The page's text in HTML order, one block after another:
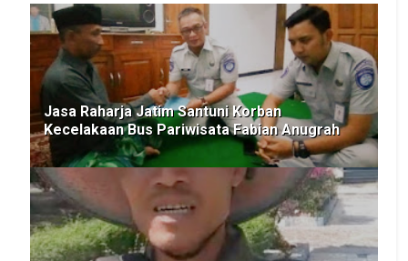
Jasa Raharja Jatim Santuni Korban
Kecelakaan Bus Pariwisata Fabian Anugrah